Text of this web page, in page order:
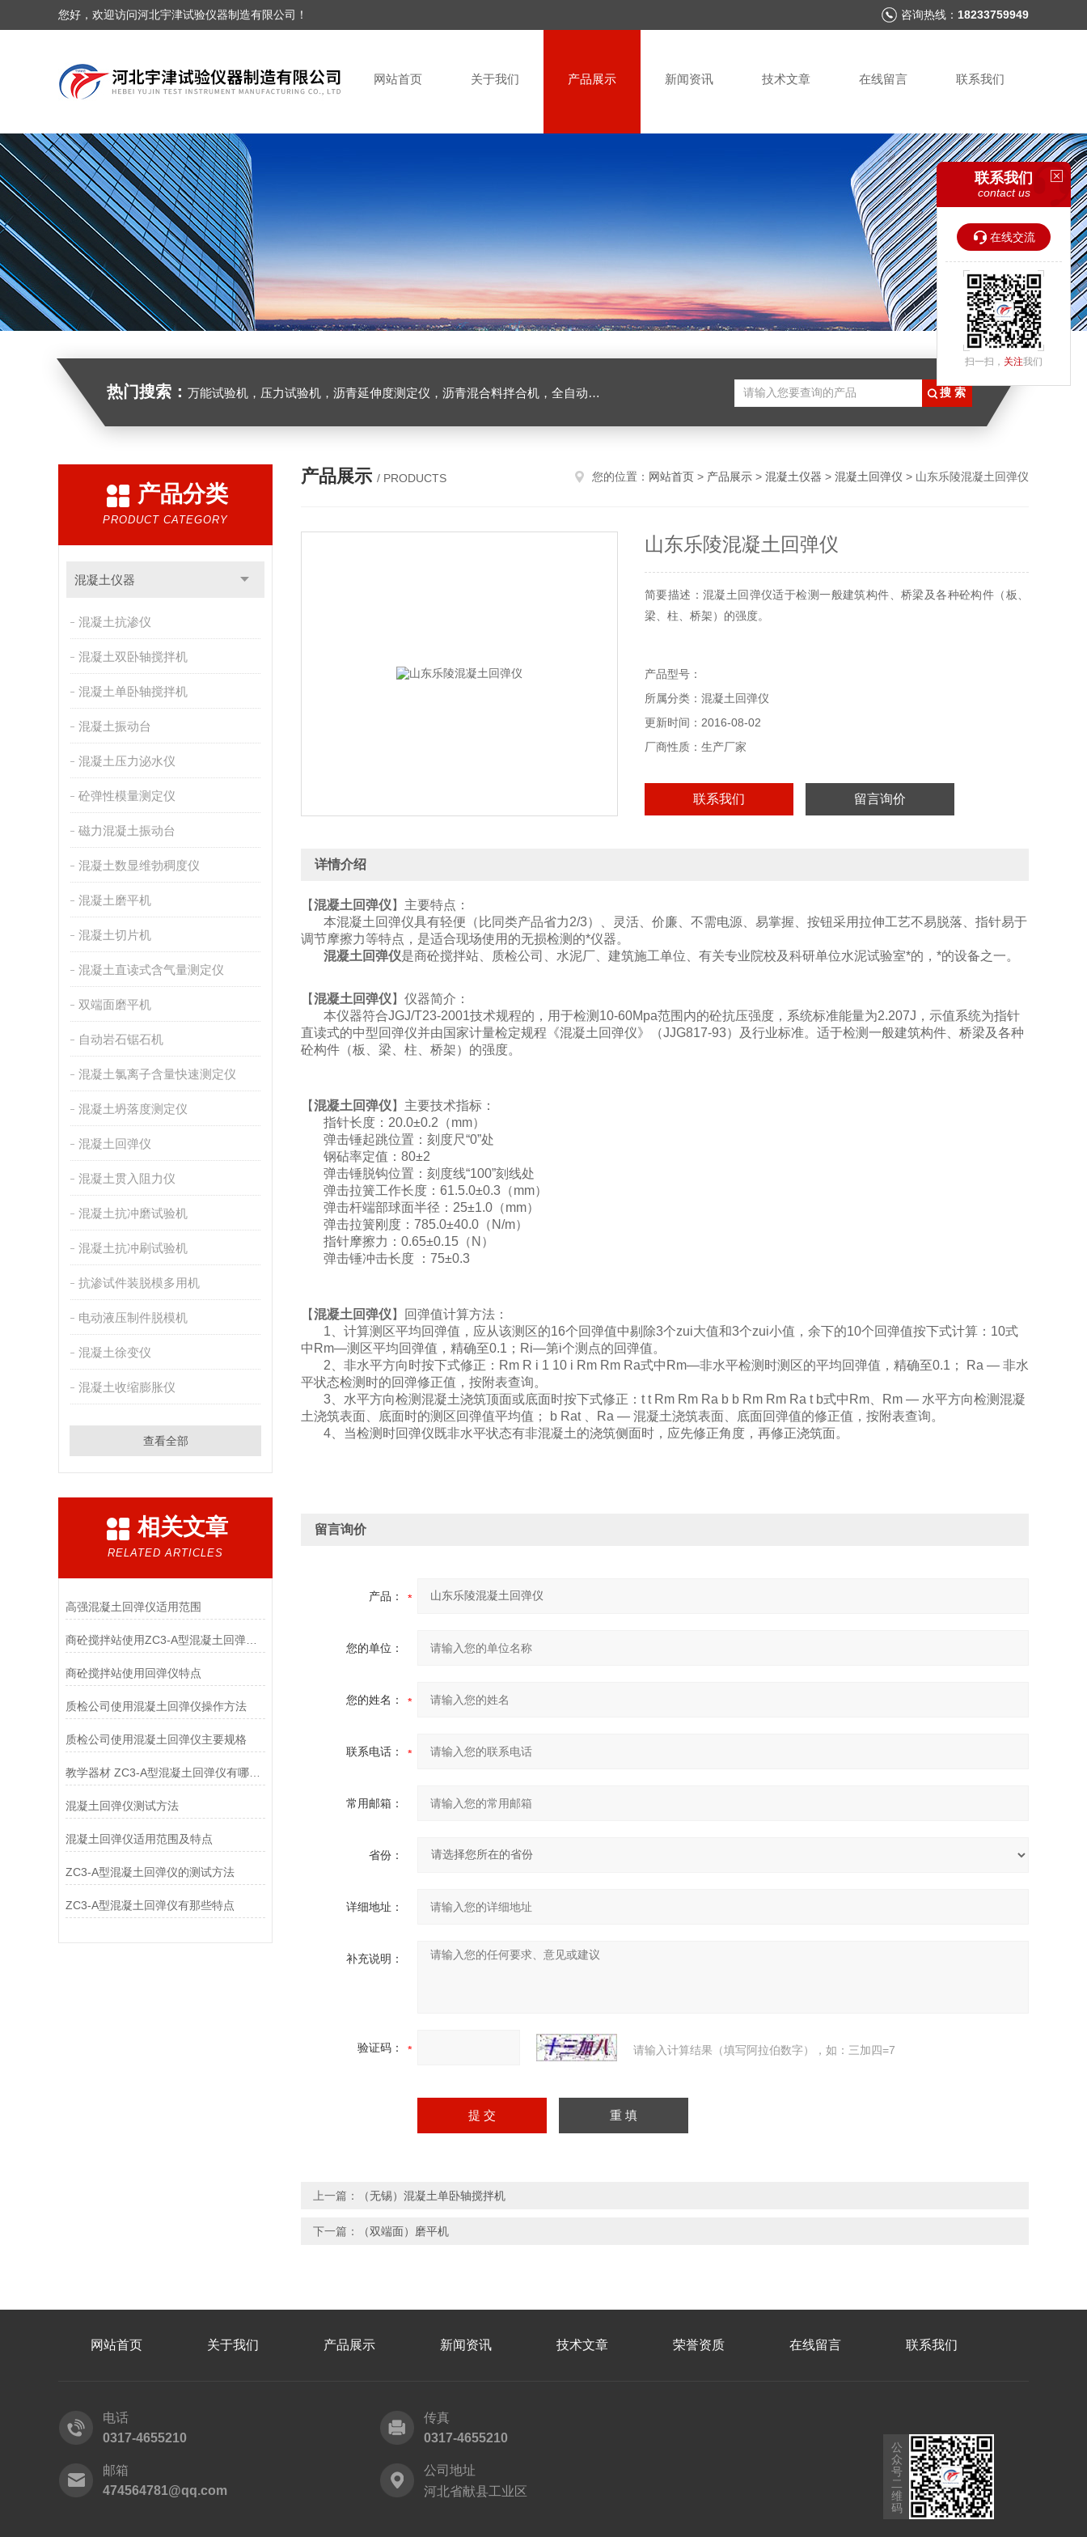
您好，欢迎访问河北宇津试验仪器制造有限公司！ 咨询热线： 18233759949
网站首页 关于我们 产品展示 新闻资讯 技术文章 在线留言 联系我们
热门搜索： 万能试验机，压力试验机，沥青延伸度测定仪，沥青混合料拌合机，全自动沥青混合料离心式抽提仪，马歇尔电动击实仪，车辙试验成型机，连续式路面八轮平整度仪，商品混凝土搅拌站试验仪器，试模
产品分类
PRODUCT CATEGORY
混凝土仪器
混凝土抗渗仪
混凝土双卧轴搅拌机
混凝土单卧轴搅拌机
混凝土振动台
混凝土压力泌水仪
砼弹性模量测定仪
磁力混凝土振动台
混凝土数显维勃稠度仪
混凝土磨平机
混凝土切片机
混凝土直读式含气量测定仪
双端面磨平机
自动岩石锯石机
混凝土氯离子含量快速测定仪
混凝土坍落度测定仪
混凝土回弹仪
混凝土贯入阻力仪
混凝土抗冲磨试验机
混凝土抗冲刷试验机
抗渗试件装脱模多用机
电动液压制件脱模机
混凝土徐变仪
混凝土收缩膨胀仪
查看全部
相关文章
RELATED ARTICLES
高强混凝土回弹仪适用范围
商砼搅拌站使用ZC3-A型混凝土回弹仪测试方法
商砼搅拌站使用回弹仪特点
质检公司使用混凝土回弹仪操作方法
质检公司使用混凝土回弹仪主要规格
教学器材 ZC3-A型混凝土回弹仪有哪些特点
混凝土回弹仪测试方法
混凝土回弹仪适用范围及特点
ZC3-A型混凝土回弹仪的测试方法
ZC3-A型混凝土回弹仪有那些特点
产品展示 / PRODUCTS 您的位置： 网站首页 > 产品展示 > 混凝土仪器 > 混凝土回弹仪 > 山东乐陵混凝土回弹仪
山东乐陵混凝土回弹仪
简要描述：混凝土回弹仪适于检测一般建筑构件、桥梁及各种砼构件（板、
梁、柱、桥架）的强度。
产品型号：
所属分类：混凝土回弹仪
更新时间：2016-08-02
厂商性质：生产厂家
联系我们 留言询价
详情介绍
【混凝土回弹仪 】主要特点：
本混凝土回弹仪具有轻便（比同类产品省力2/3）、灵活、价廉、不需电源、易掌握、按钮采用拉伸工艺不易脱落、指针易于
调节摩擦力等特点，是适合现场使用的无损检测的*仪器。
混凝土回弹仪是商砼搅拌站、质检公司、水泥厂、建筑施工单位、有关专业院校及科研单位水泥试验室*的，*的设备之一。
【混凝土回弹仪 】仪器简介：
本仪器符合JGJ/T23-2001技术规程的，用于检测10-60Mpa范围内的砼抗压强度，系统标准能量为2.207J，示值系统为指针
直读式的中型回弹仪并由国家计量检定规程《混凝土回弹仪》（JJG817-93）及行业标准。适于检测一般建筑构件、桥梁及各种
砼构件（板、梁、柱、桥架）的强度。
【混凝土回弹仪 】主要技术指标：
指针长度：20.0±0.2（mm）
弹击锤起跳位置：刻度尺“0”处
钢砧率定值：80±2
弹击锤脱钩位置：刻度线“100”刻线处
弹击拉簧工作长度：61.5.0±0.3（mm）
弹击杆端部球面半径：25±1.0（mm）
弹击拉簧刚度：785.0±40.0（N/m）
指针摩擦力：0.65±0.15（N）
弹击锤冲击长度 ：75±0.3
【混凝土回弹仪 】回弹值计算方法：
1、计算测区平均回弹值，应从该测区的16个回弹值中剔除3个zui大值和3个zui小值，余下的10个回弹值按下式计算：10式
中Rm—测区平均回弹值，精确至0.1；Ri—第i个测点的回弹值。
2、非水平方向时按下式修正：Rm R i 1 10 i Rm Rm Ra式中Rm—非水平检测时测区的平均回弹值，精确至0.1； Ra — 非水
平状态检测时的回弹修正值，按附表查询。
3、水平方向检测混凝土浇筑顶面或底面时按下式修正：t t Rm Rm Ra b b Rm Rm Ra t b式中Rm、Rm — 水平方向检测混凝
土浇筑表面、底面时的测区回弹值平均值； b Rat 、Ra — 混凝土浇筑表面、底面回弹值的修正值，按附表查询。
4、当检测时回弹仪既非水平状态有非混凝土的浇筑侧面时，应先修正角度，再修正浇筑面。
留言询价
产品：
您的单位：
您的姓名：
联系电话：
常用邮箱：
省份：
详细地址：
补充说明：
验证码： 请输入计算结果（填写阿拉伯数字），如：三加四=7
上一篇： （无锡）混凝土单卧轴搅拌机
下一篇： （双端面）磨平机
网站首页 关于我们 产品展示 新闻资讯 技术文章 荣誉资质 在线留言 联系我们
电话
0317-4655210
传真
0317-4655210
邮箱
474564781@qq.com
公司地址
河北省献县工业区
公
众
号
二
维
码
联系我们
contact us
在线交流
扫一扫， 关注我们